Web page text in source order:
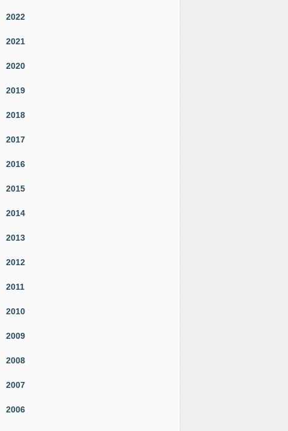
2022
2021
2020
2019
2018
2017
2016
2015
2014
2013
2012
2011
2010
2009
2008
2007
2006